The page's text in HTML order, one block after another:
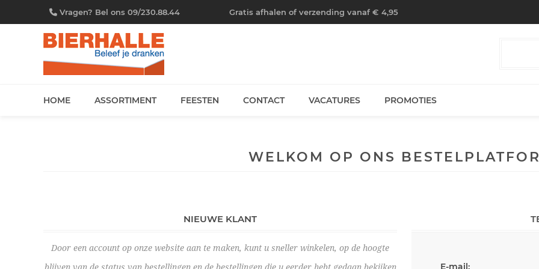
Vragen? Bel ons 09/230.88.44 Gratis afhalen of verzending vanaf € 4,95
HOME ASSORTIMENT FEESTEN CONTACT VACATURES PROMOTIES
WELKOM OP ONS
NIEUWE KLANT
Door een account op onze website aan te maken, kunt u sneller winkelen, op de hoogte
E-mail: